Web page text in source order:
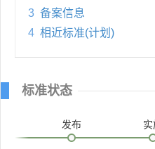
3 备案信息
4 相近标准(计划)
标准状态
发布 实